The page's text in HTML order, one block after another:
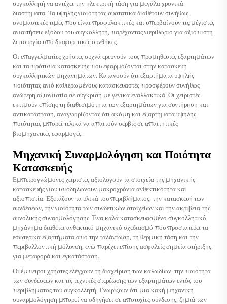
συγκολλητή να αντέχει την ηλεκτρική τάση για μεγάλα χρονικά
διαστήματα. Τα υψηλής ποιότητας συστατικά διαθέτουν συνήθως
ονομαστικές τιμές που είναι προφυλακτικές και υπερβαίνουν τις μέγιστες
απαιτήσεις εξόδου του συγκολλητή, παρέχοντας περιθώριο για αξιόπιστη
λειτουργία υπό διαφορετικές συνθήκες.
Οι επαγγελματίες χρήστες συχνά ερευνούν τους προμηθευτές εξαρτημάτων
και τα πρότυπα κατασκευής που εφαρμόζονται στην κατασκευή
συγκολλητικών μηχανημάτων. Κατανοούν ότι εξαρτήματα υψηλής
ποιότητας από καθιερωμένους κατασκευαστές προσφέρουν συνήθως
ανώτερη αξιοπιστία σε σύγκριση με γενικά εναλλακτικά. Οι χειριστές
εκτιμούν επίσης τη διαθεσιμότητα των εξαρτημάτων για συντήρηση και
αντικατάσταση, αναγνωρίζοντας ότι ακόμη και εξαρτήματα υψηλής
ποιότητας μπορεί τελικά να απαιτούν σέρβις σε απαιτητικές
βιομηχανικές εφαρμογές.
Μηχανική Συναρμολόγηση και Ποιότητα
Κατασκευής
Εμπειρογνώμονες χειριστές αξιολογούν τα στοιχεία της μηχανικής
κατασκευής που υποδηλώνουν μακροχρόνια ανθεκτικότητα και
αξιοπιστία. Εξετάζουν τα υλικά του περιβλήματος, την κατασκευή των
συνδέσεων, την ποιότητα των συνδετικών στοιχείων και την ακρίβεια της
συνολικής συναρμολόγησης. Ένα καλά κατασκευασμένο συγκολλητικό
μηχάνημα διαθέτει ανθεκτικό μηχανικό σχεδιασμό που προστατεύει τα
εσωτερικά εξαρτήματα από την ταλάντωση, τη θερμική τάση και την
περιβαλλοντική μόλυνση, ενώ παρέχει επίσης ασφαλείς σημεία στήριξης
για μεταφορά και εγκατάσταση.
Οι έμπειροι χρήστες ελέγχουν τη διαχείριση των καλωδίων, την ποιότητα
των συνδέσεων και τις τεχνικές στερέωσης των εξαρτημάτων εντός του
περιβλήματος του συγκολλητή. Γνωρίζουν ότι μια κακή μηχανική
συναρμολόγηση μπορεί να οδηγήσει σε αποτυχίες σύνδεσης, ζημιά των